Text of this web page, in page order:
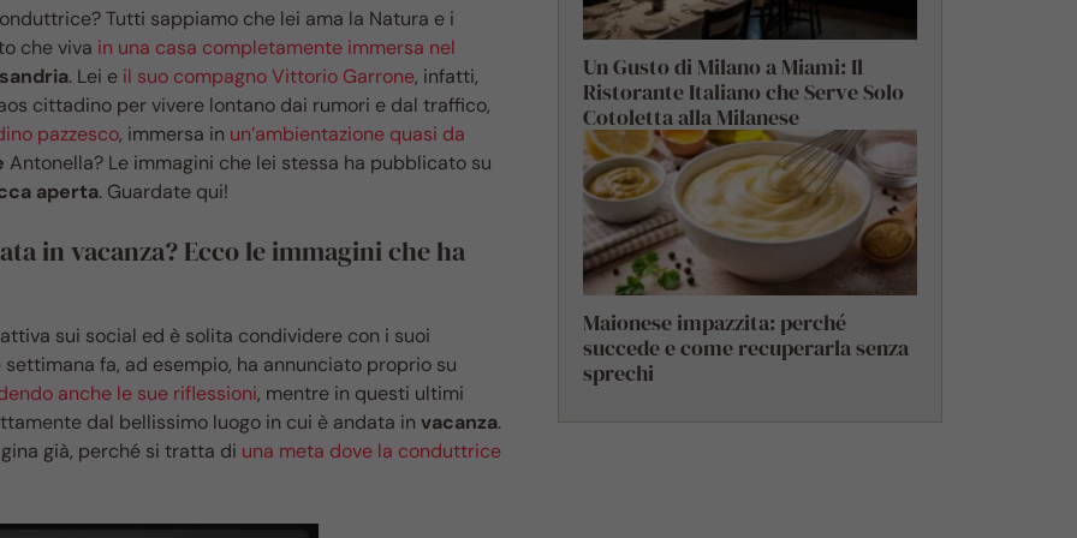
Tutti sappiamo che lei ama la Natura e i
che viva in una casa completamente immersa nel
. Lei e il suo compagno Vittorio Garrone, infatti,
cittadino per vivere lontano dai rumori e dal traffico,
pazzesco, immersa in un’ambientazione quasi da
Antonella? Le immagini che lei stessa ha pubblicato su
aperta. Guardate qui!
in vacanza? Ecco le immagini che ha
sui social ed è solita condividere con i suoi
fa, ad esempio, ha annunciato proprio su
anche le sue riflessioni, mentre in questi ultimi
dal bellissimo luogo in cui è andata in vacanza.
già, perché si tratta di una meta dove la conduttrice
Un Gusto di Milano a Miami: Il
Ristorante Italiano che Serve Solo
Cotoletta alla Milanese
Maionese impazzita: perché
succede e come recuperarla senza
sprechi